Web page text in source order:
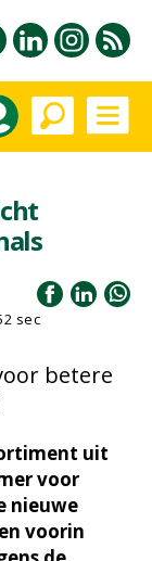
sec
betere
uit
voor
nieuwe
voorin